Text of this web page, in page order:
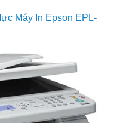
Máy In Epson EPL-